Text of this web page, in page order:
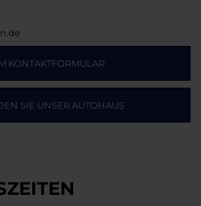
KONTAKTFORMULAR
SIE UNSER AUTOHAUS